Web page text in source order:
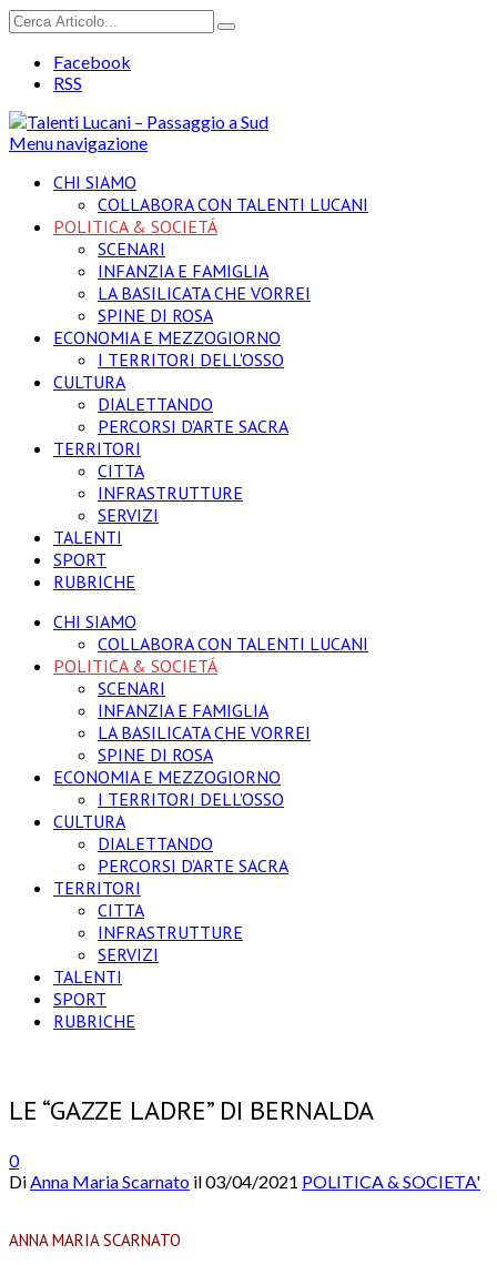
Facebook
RSS
Menu navigazione
CHI SIAMO
COLLABORA CON TALENTI LUCANI
POLITICA & SOCIETÁ
SCENARI
INFANZIA E FAMIGLIA
LA BASILICATA CHE VORREI
SPINE DI ROSA
ECONOMIA E MEZZOGIORNO
I TERRITORI DELL’OSSO
CULTURA
DIALETTANDO
PERCORSI D’ARTE SACRA
TERRITORI
CITTA
INFRASTRUTTURE
SERVIZI
TALENTI
SPORT
RUBRICHE
CHI SIAMO
COLLABORA CON TALENTI LUCANI
POLITICA & SOCIETÁ
SCENARI
INFANZIA E FAMIGLIA
LA BASILICATA CHE VORREI
SPINE DI ROSA
ECONOMIA E MEZZOGIORNO
I TERRITORI DELL’OSSO
CULTURA
DIALETTANDO
PERCORSI D’ARTE SACRA
TERRITORI
CITTA
INFRASTRUTTURE
SERVIZI
TALENTI
SPORT
RUBRICHE
LE “GAZZE LADRE” DI BERNALDA
0
DiAnna Maria Scarnato il03/04/2021 POLITICA & SOCIETA'
ANNA MARIA SCARNATO